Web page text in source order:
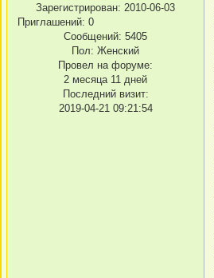
Зарегистрирован: 2010-06-03
Приглашений: 0
Сообщений: 5405
Пол: Женский
Провел на форуме:
2 месяца 11 дней
Последний визит:
2019-04-21 09:21:54